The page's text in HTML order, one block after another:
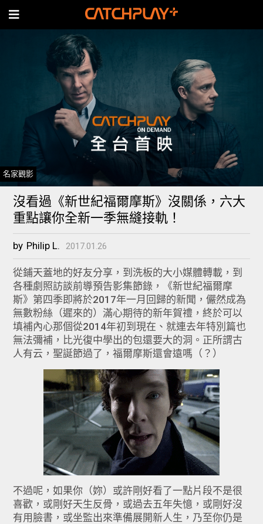
名家觀影
沒看過《新世紀福爾摩斯》沒關係，六大
重點讓你全新一季無縫接軌！
by Philip L. 2017.01.26
從鋪天蓋地的好友分享，到洗板的大小媒體轉載，到
各種劇照訪談前導預告影集節錄，《新世紀福爾摩
斯》第四季即將於2017年一月回歸的新聞，儼然成為
無數粉絲（遲來的）滿心期待的新年賀禮，終於可以
填補內心那個從2014年初到現在、就連去年特別篇也
無法彌補，比光復中學出的包還要大的洞。正所謂古
人有云，聖誕節過了，福爾摩斯還會遠嗎（？）
不過呢，如果你（妳）或許剛好看了一點片段不是很
喜歡，或剛好天生反骨，或過去五年失憶，或剛好沒
有用臉書，或坐監出來準備展開新人生，乃至你仍是